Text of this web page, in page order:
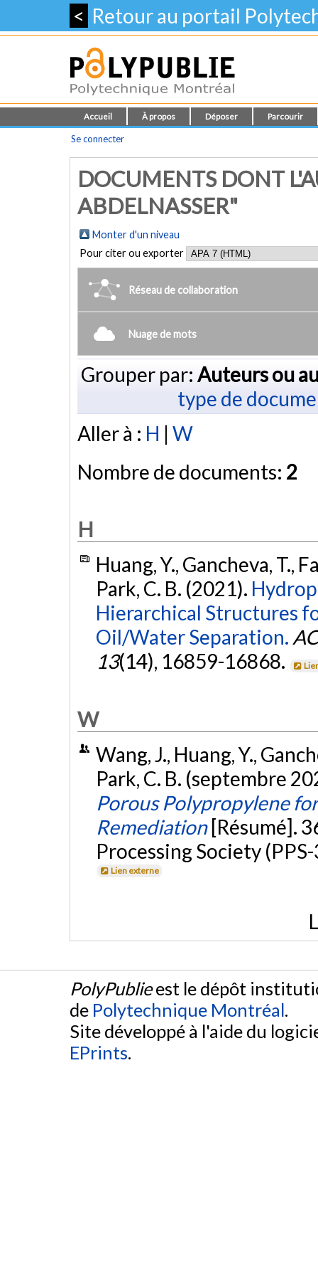
< Retour au portail
Accueil À propos Déposer Parcourir
Se connecter
DOCUMENTS DONT
ABDELNASSER"
Monter d'un niveau
Pour citer ou exporter
Réseau de collaboration
Nuage de mots
Grouper par: Auteurs ou
type de
Aller à : H | W
Nombre de documents: 2
H
Huang, Y., Gancheva, T.,
Park, C. B. (2021).
Hierarchical Structures
Oil/Water Separation.
13(14), 16859-16868.
W
Wang, J., Huang, Y.,
Park, C. B. (septembre
Porous Polypropylene
Remediation [Résumé].
Processing Society
Lien externe
PolyPublieest le dépôt
de Polytechnique Montréal.
Site développé à l'aide du
EPrints.